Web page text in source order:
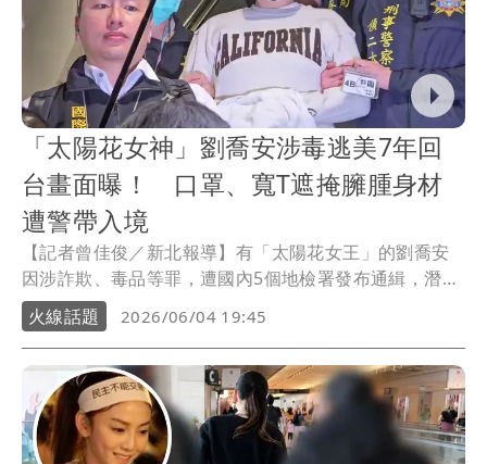
「太陽花女神」劉喬安涉毒逃美7年回
台畫面曝！ 口罩、寬T遮掩臃腫身材
遭警帶入境
【記者曾佳俊／新北報導】有「太陽花女王」的劉喬安
因涉詐欺、毒品等罪，遭國內5個地檢署發布通緝，潛逃
美國藏匿多年，更涉數起自美寄送「毒包裹」來台案，
去年遭台美執法單位合作逮人。終於在今(4)日晚上近7時
由美方執法人員押解返台，並於桃園國際機場交由台灣
警方，大批媒體包圍拍攝，劉喬安雖戴帽子、口罩並穿
寬鬆上衣遮掩身形，但可見比起7年前體態臃腫不少。出
關後，警方將其移送司法機關歸案。
火線話題 2026/06/04 19:45